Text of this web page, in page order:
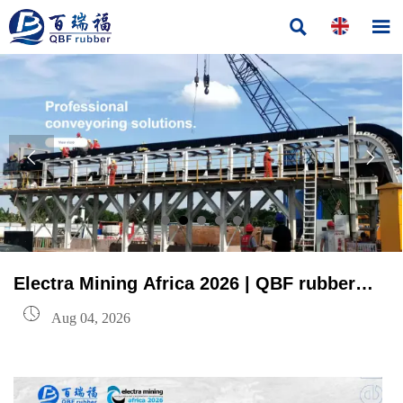
 
 
Electra Mining Africa 2026 | QBF rubber
представляет комплексные решения для
 Aug 04, 2026